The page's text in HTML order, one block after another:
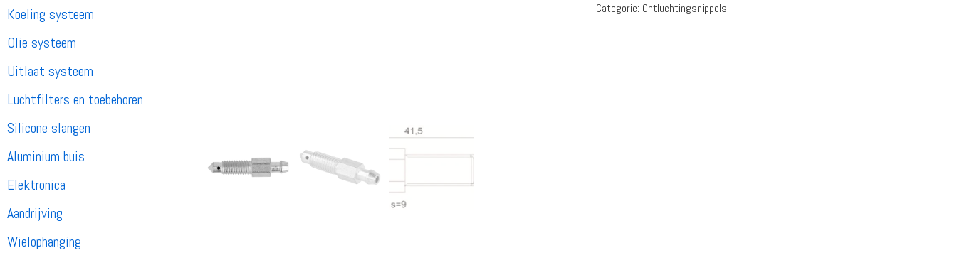
Koeling systeem
Olie systeem
Uitlaat systeem
Luchtfilters en toebehoren
Silicone slangen
Aluminium buis
Elektronica
Aandrijving
Wielophanging
Categorie: Ontluchtingsnippels